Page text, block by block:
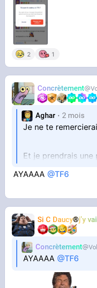
2 1
Concrètement
Aghar 2 mois
Je ne te
Et je prendrais
AYAAAA@TF6
Si C Daucy®j'y
Concrètement
AYAAAA@TF6